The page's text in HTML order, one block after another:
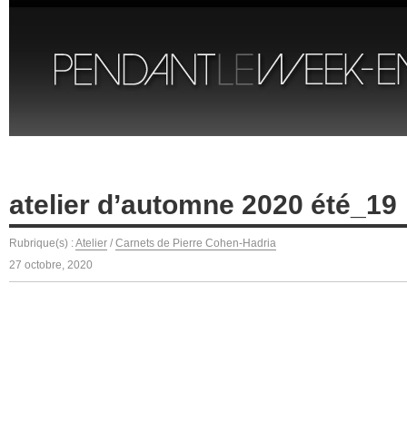
atelier d’automne 2020 été_19
Rubrique(s) :Atelier / Carnets de Pierre Cohen-Hadria
27 octobre, 2020